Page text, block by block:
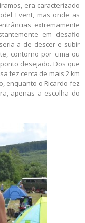
era caracterizado
Event, mas onde as
extremamente
em desafio
a de descer e subir
contorno por cima ou
desejado. Dos que
fez cerca de mais 2 km
enquanto o Ricardo fez
apenas a escolha do